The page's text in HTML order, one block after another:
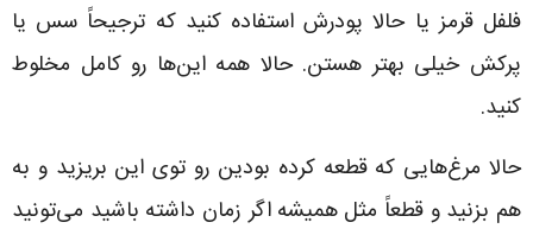
فلفل قرمز یا حالا پودرش استفاده کنید که ترجیحاً سس یا
پرکش خیلی بهتر هستن. حالا همه این‌ها رو کامل مخلوط
کنید.
حالا مرغ‌هایی که قطعه کرده بودین رو توی این بریزید و به
هم بزنید و قطعاً مثل همیشه اگر زمان داشته باشید می‌تونید